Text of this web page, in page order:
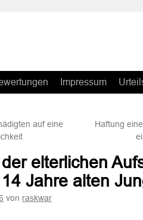
Impressum
auf eine
Haftung
elterlichen
Jahre alten
von raskwar